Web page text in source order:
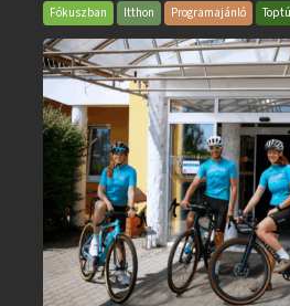
bejegyzéshez
Fókuszban Itthon Programajánló